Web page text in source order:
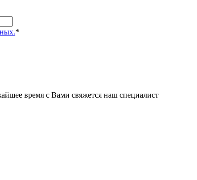
*
время с Вами свяжется наш специалист